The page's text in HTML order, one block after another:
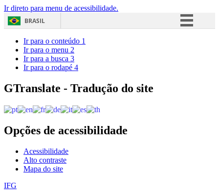
Ir direto para menu de acessibilidade.
BRASIL
Acesso à informação
Ir para o conteúdo 1
Ir para o menu 2
Ir para a busca 3
Ir para o rodapé 4
GTranslate - Tradução do site
Opções de acessibilidade
Acessibilidade
Alto contraste
Mapa do site
IFG